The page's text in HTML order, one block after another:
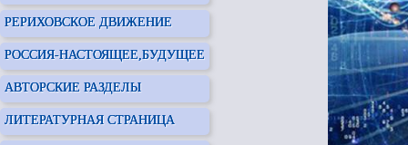
РЕРИХОВСКОЕ ДВИЖЕНИЕ
РОССИЯ-НАСТОЯЩЕЕ,БУДУЩЕЕ
АВТОРСКИЕ РАЗДЕЛЫ
ЛИТЕРАТУРНАЯ СТРАНИЦА